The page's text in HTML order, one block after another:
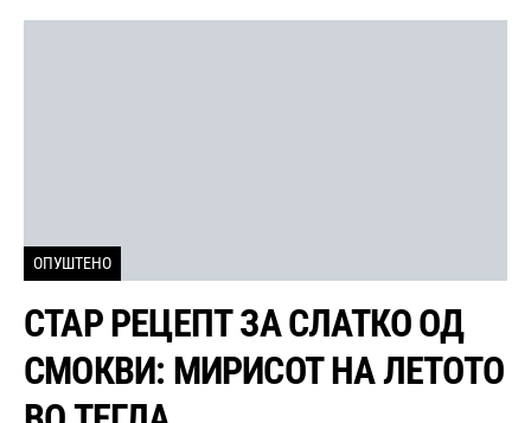
ОПУШТЕНО
СТАР РЕЦЕПТ ЗА СЛАТКО ОД
СМОКВИ: МИРИСОТ НА ЛЕТОТО